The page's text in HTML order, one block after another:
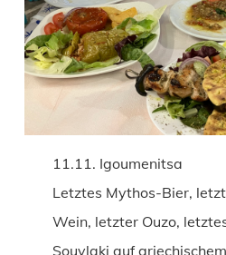
11.11. Igoumenitsa
Letztes Mythos-Bier,
Wein, letzter Ouzo,
Souvlaki auf